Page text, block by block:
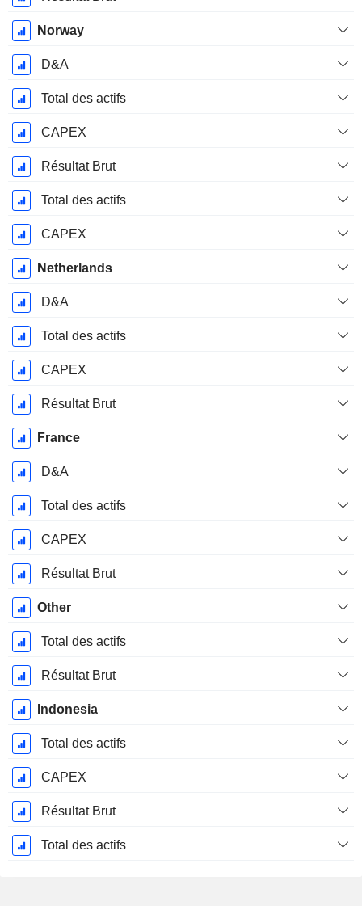
Norway
D&A
Total des actifs
CAPEX
Résultat Brut
Total des actifs
CAPEX
Netherlands
D&A
Total des actifs
CAPEX
Résultat Brut
France
D&A
Total des actifs
CAPEX
Résultat Brut
Other
Total des actifs
Résultat Brut
Indonesia
Total des actifs
CAPEX
Résultat Brut
Total des actifs